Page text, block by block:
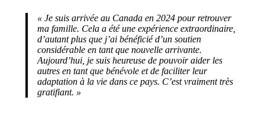
« Je suis arrivée au Canada en 2024 pour retrouver
ma famille. Cela a été une expérience extraordinaire,
d’autant plus que j’ai bénéficié d’un soutien
considérable en tant que nouvelle arrivante.
Aujourd’hui, je suis heureuse de pouvoir aider les
autres en tant que bénévole et de faciliter leur
adaptation à la vie dans ce pays. C’est vraiment très
gratifiant. »